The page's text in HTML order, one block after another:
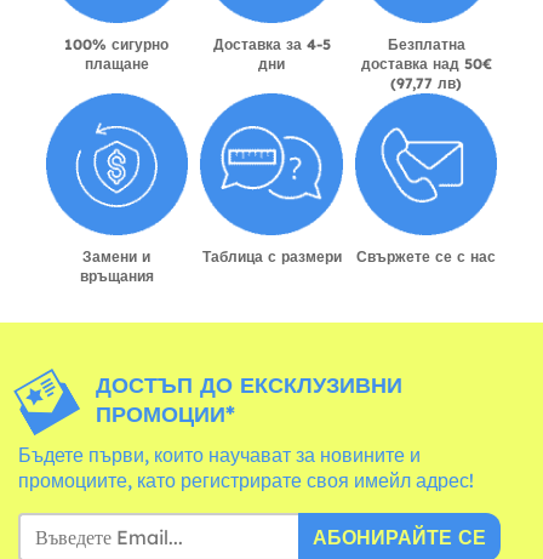
100% сигурно
плащане
Доставка за 4-5
дни
Безплатна
доставка над 50€
(97,77 лв)
Замени и
връщания
Таблица с размери Свържете се с нас
ДОСТЪП ДО ЕКСКЛУЗИВНИ
ПРОМОЦИИ*
Бъдете първи, които научават за новините и
промоциите, като регистрирате своя имейл адрес!
АБОНИРАЙТЕ СЕ